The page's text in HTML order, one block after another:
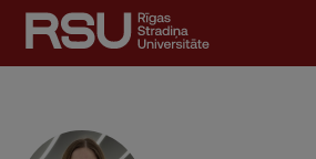
Pārlekt
galveno
saturu
Latviski